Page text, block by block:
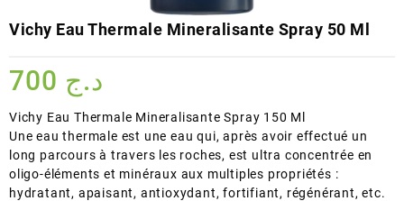
Vichy Eau Thermale Mineralisante Spray 50 Ml
د.ج
Vichy Eau Thermale Mineralisante Spray 150 Ml
Une eau thermale est une eau qui, après avoir effectué un
long parcours à travers les roches, est ultra concentrée en
oligo-éléments et minéraux aux multiples propriétés :
hydratant, apaisant, antioxydant, fortifiant, régénérant, etc.